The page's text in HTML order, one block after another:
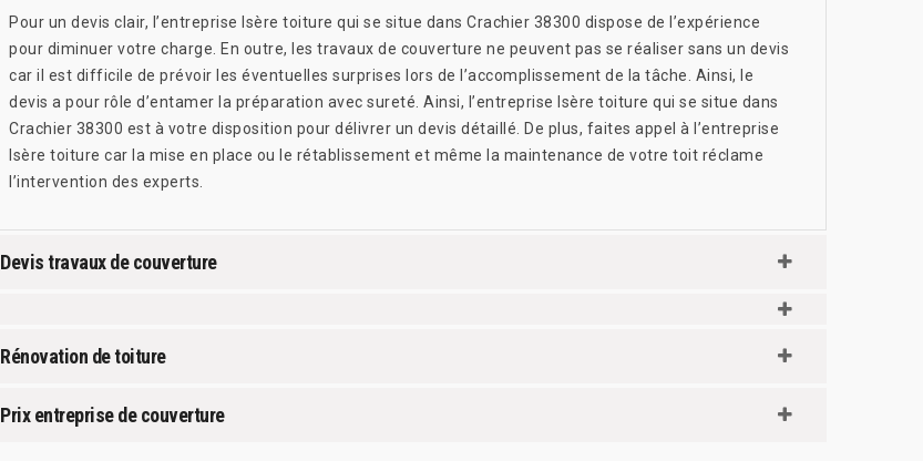
Pour un devis clair, l’entreprise Isère toiture qui se situe dans Crachier 38300 dispose de l’expérience
pour diminuer votre charge. En outre, les travaux de couverture ne peuvent pas se réaliser sans un devis
car il est difficile de prévoir les éventuelles surprises lors de l’accomplissement de la tâche. Ainsi, le
devis a pour rôle d’entamer la préparation avec sureté. Ainsi, l’entreprise Isère toiture qui se situe dans
Crachier 38300 est à votre disposition pour délivrer un devis détaillé. De plus, faites appel à l’entreprise
Isère toiture car la mise en place ou le rétablissement et même la maintenance de votre toit réclame
l’intervention des experts.
Devis travaux de couverture
Rénovation de toiture
Prix entreprise de couverture